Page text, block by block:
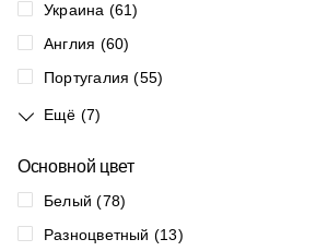
Украина (61)
Англия (60)
Португалия (55)
Ещё (7)
Основной цвет
Белый (78)
Разноцветный (13)